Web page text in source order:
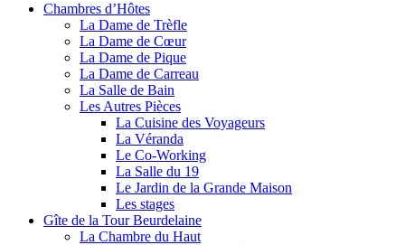
Chambres d’Hôtes
La Dame de Trèfle
La Dame de Cœur
La Dame de Pique
La Dame de Carreau
La Salle de Bain
Les Autres Pièces
La Cuisine des Voyageurs
La Véranda
Le Co-Working
La Salle du 19
Le Jardin de la Grande Maison
Les stages
Gîte de la Tour Beurdelaine
La Chambre du Haut